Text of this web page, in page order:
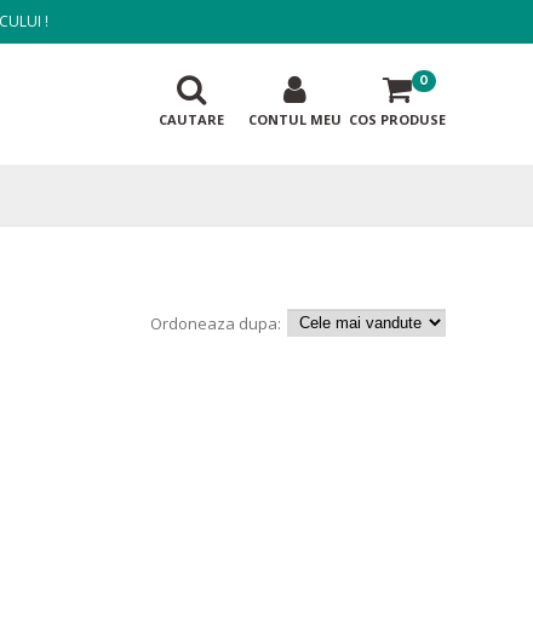
!
COS PRODUSE
0
CONTUL MEU
CAUTARE
Ordoneaza dupa: